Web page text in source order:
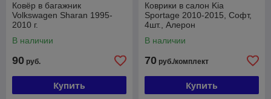
Ковёр в багажник
Volkswagen Sharan 1995-
2010 г.
В наличии
90 руб.
Купить
Коврики в салон Kia
Sportage 2010-2015, Софт,
4шт., Алерон
В наличии
70 руб./комплект
Купить